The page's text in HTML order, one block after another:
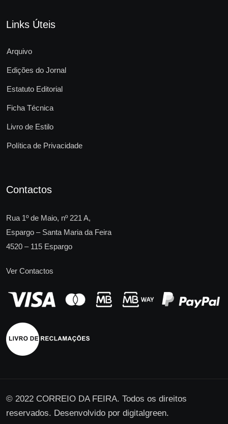
Links Úteis
Arquivo
Edições do Jornal
Estatuto Editorial
Ficha Técnica
Livro de Estilo
Política de Privacidade
Contactos
Rua 1º de Maio, nº 221 A,
Espargo – Santa Maria da Feira
4520 – 115 Espargo
Ver Contactos
© 2022 CORREIO DA FEIRA. Todos os direitos
reservados. Desenvolvido por digitalgreen.